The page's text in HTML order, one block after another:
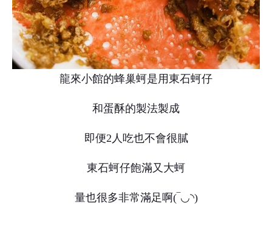
龍來小館的蜂巢蚵是用東石蚵仔
和蛋酥的製法製成
即便2人吃也不會很膩
東石蚵仔飽滿又大蚵
量也很多非常滿足啊(‾◡◝)